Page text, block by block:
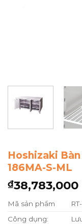
Hoshizaki
186MA-S-ML
₫38,783,000
Mã sản phẩm
Công dụng: